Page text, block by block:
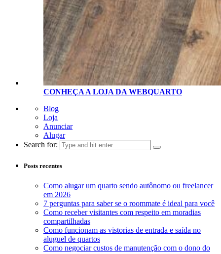
CONHEÇA A LOJA DA WEBQUARTO
Blog
Loja
Anunciar
Alugar
Search for:
Posts recentes
Como alugar um quarto sendo autônomo ou freelancer
em 2026
7 perguntas para saber se o roommate é ideal para você
Como receber visitantes com respeito em moradias
compartilhadas
Como funcionam as vistorias de entrada e saída no
aluguel de quartos
Como negociar custos de manutenção com o dono do